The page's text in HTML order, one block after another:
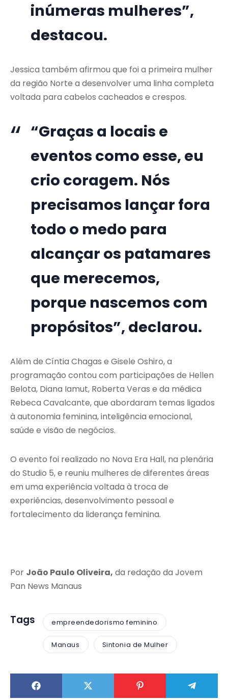
inúmeras mulheres”,
destacou.
Jessica também afirmou que foi a primeira mulher
da região Norte a desenvolver uma linha completa
voltada para cabelos cacheados e crespos.
“Graças a locais e
eventos como esse, eu
crio coragem. Nós
precisamos lançar fora
todo o medo para
alcançar os patamares
que merecemos,
porque nascemos com
propósitos”, declarou.
Além de Cíntia Chagas e Gisele Oshiro, a
programação contou com participações de Hellen
Belota, Diana Iamut, Roberta Veras e da médica
Rebeca Cavalcante, que abordaram temas ligados
à autonomia feminina, inteligência emocional,
saúde e visão de negócios.
O evento foi realizado no Nova Era Hall, na plenária
do Studio 5, e reuniu mulheres de diferentes áreas
em uma experiência voltada à troca de
experiências, desenvolvimento pessoal e
fortalecimento da liderança feminina.
Por João Paulo Oliveira, da redação da Jovem
Pan News Manaus
Tags empreendedorismo feminino
Manaus Sintonia de Mulher